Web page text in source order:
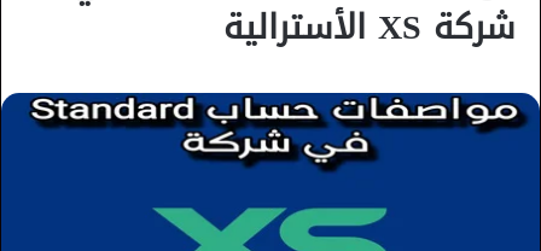
شركة XS الأسترالية